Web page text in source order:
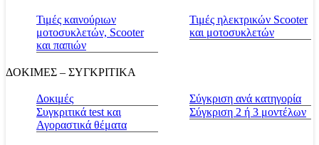
Τιμές καινούριων
μοτοσυκλετών, Scooter
και παπιών
Τιμές ηλεκτρικών Scooter
και μοτοσυκλετών
ΔΟΚΙΜΕΣ – ΣΥΓΚΡΙΤΙΚΑ
Δοκιμές
Συγκριτικά test και
Αγοραστικά θέματα
Σύγκριση ανά κατηγορία
Σύγκριση 2 ή 3 μοντέλων